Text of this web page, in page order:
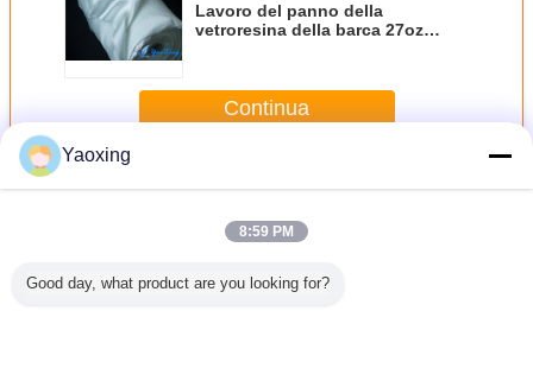
Lavoro del panno della
vetroresina della barca 27oz
saldatura
Continua
PiùPanno ad alta temperatura della vetroresina
Yaoxing
8:59 PM
Good day, what product are you looking for?